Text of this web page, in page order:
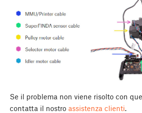
Se il problema non viene risolto con
contatta il nostro assistenza clienti.